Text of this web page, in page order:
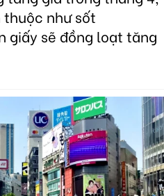
như sốt
giấy sẽ đồng loạt tăng